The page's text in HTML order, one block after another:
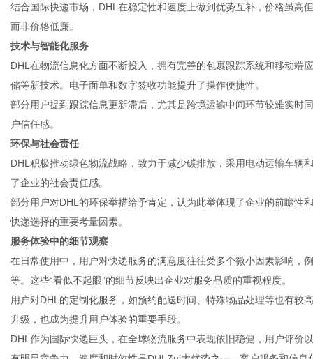
结合国际快递市场，DHL在稳定性和速度上做到优势互补，价格虽高
而非价格低廉。
技术与智能化服务
DHL在物流信息化方面不断投入，拥有完善的包裹跟踪系统和移动端
储等新技术。电子面单和数字签收功能提升了操作便捷性。
部分用户提到跟踪信息更新滞后，尤其是跨境运输中间环节较难实时
户信任感。
环保与社会责任
DHL积极推动绿色物流战略，致力于减少碳排放，采用电动运输车辆
了企业的社会责任感。
部分用户对DHL的环保举措给予肯定，认为此举体现了企业的前瞻性
快递选择的重要考量因素。
服务体验中的细节观察
在日常使用中，用户对快递服务的满意度往往受多个微小因素影响，
等。这些“看似不起眼”的细节反映出企业对服务品质的重视程度。
用户对DHL的定制化服务，如预约配送时间、特殊物品处理等也有较
升级，也成为提升用户体验的重要手段。
DHL作为国际快递巨头，在全球物流服务中表现依旧稳健，用户评价